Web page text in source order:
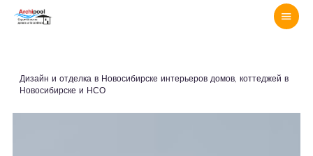
Дизайн и отделка в Новосибирске интерьеров домов, коттеджей в
Новосибирске и НСО